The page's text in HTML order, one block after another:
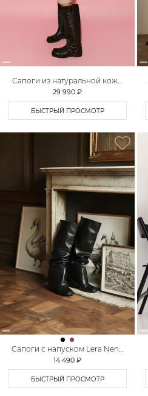
Сапоги из натуральной кожи
Lera Nena
29 990 ₽
БЫСТРЫЙ ПРОСМОТР
Сапоги с напуском Lera Nena
Unreal
14 490 ₽
БЫСТРЫЙ ПРОСМОТР